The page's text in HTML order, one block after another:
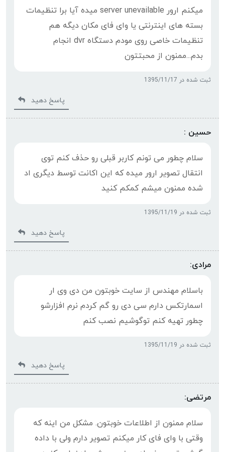
میکنم ارور server unevailable میده آیا برا تنظیمات
بسته های اینترنتی یا وای فای مکان دیگه هم
تنظیمات خاصی روی مودم دستگاه dvr انجام
بدم...ممنون از محبتتون
ثبت شده در 1395/11/17
پاسخ دهید
حسین :
سلام چطور می تونم کاربر قبلی رو حذف کنم توی
انتقال تصویر ارور میده که این اکانت توسط دیگری اد
شده ممنون میشم کمکم کنید
ثبت شده در 1395/11/19
پاسخ دهید
مرادی:
باسلام مهندس از سایت خوبتون من دی وی ار
اسمارتکس دارم سی دی رو گم کردم نرم افزارشو
چطور تهیه کنم توگوشیم نصب کنم
ثبت شده در 1395/11/19
پاسخ دهید
مرتضی:
سلام ممنون از اطلاعات خوبتون. مشکل من اینه که
وقتی با وای فای کار میکنم تصویر دارم ولی با داده